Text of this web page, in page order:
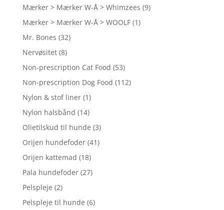
Mærker > Mærker W-Å > Whimzees (9)
Mærker > Mærker W-Å > WOOLF (1)
Mr. Bones (32)
Nervøsitet (8)
Non-prescription Cat Food (53)
Non-prescription Dog Food (112)
Nylon & stof liner (1)
Nylon halsbånd (14)
Olietilskud til hunde (3)
Orijen hundefoder (41)
Orijen kattemad (18)
Pala hundefoder (27)
Pelspleje (2)
Pelspleje til hunde (6)